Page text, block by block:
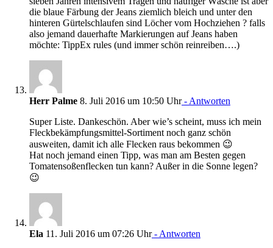
die blaue Färbung der Jeans ziemlich bleich und unter den
hinteren Gürtelschlaufen sind Löcher vom Hochziehen ? falls
also jemand dauerhafte Markierungen auf Jeans haben
möchte: TippEx rules (und immer schön reinreiben….)
Herr Palme 8. Juli 2016 um 10:50 Uhr- Antworten
Super Liste. Dankeschön. Aber wie’s scheint, muss ich mein
Fleckbekämpfungsmittel-Sortiment noch ganz schön
ausweiten, damit ich alle Flecken raus bekommen 😉
Hat noch jemand einen Tipp, was man am Besten gegen
Tomatensoßenflecken tun kann? Außer in die Sonne legen?
😉
Ela 11. Juli 2016 um 07:26 Uhr- Antworten